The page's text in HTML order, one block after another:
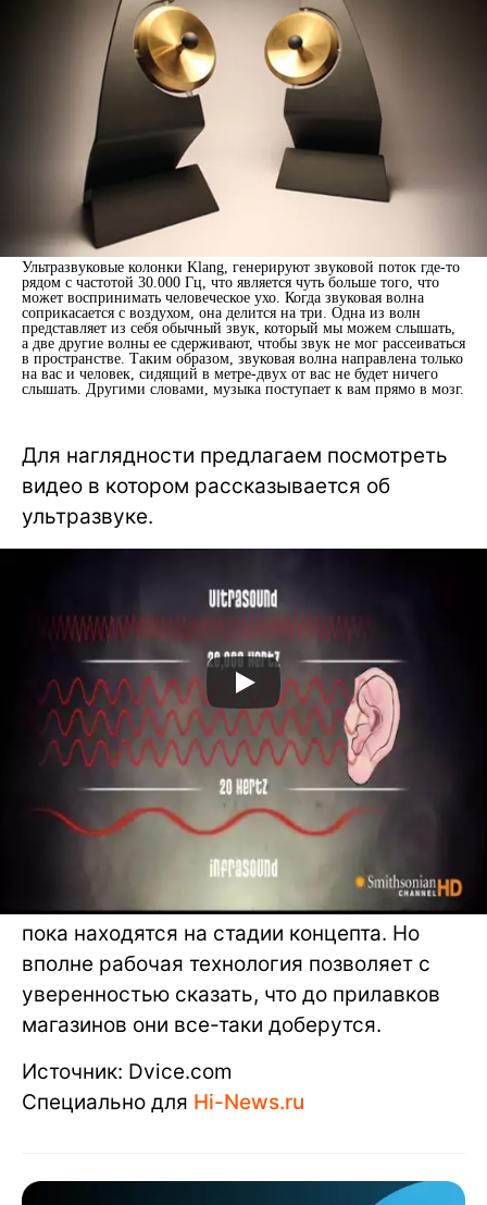
Ультразвуковые колонки Klang, генерируют звуковой поток где-то
рядом с частотой 30.000 Гц, что является чуть больше того, что
может воспринимать человеческое ухо. Когда звуковая волна
соприкасается с воздухом, она делится на три. Одна из волн
представляет из себя обычный звук, который мы можем слышать,
а две другие волны ее сдерживают, чтобы звук не мог рассеиваться
в пространстве. Таким образом, звуковая волна направлена только
на вас и человек, сидящий в метре-двух от вас не будет ничего
слышать. Другими словами, музыка поступает к вам прямо в мозг.
Для наглядности предлагаем посмотреть
видео в котором рассказывается об
ультразвуке.
width="605" height="391" src="https://hi-news.ru/wp-
class="aligncenter size-medium wp-image-42710" />
Проблема заключается в том, что колонки
пока находятся на стадии концепта. Но
вполне рабочая технология позволяет с
уверенностью сказать, что до прилавков
магазинов они все-таки доберутся.
Источник: Dvice.com
Специально для Hi-News.ru